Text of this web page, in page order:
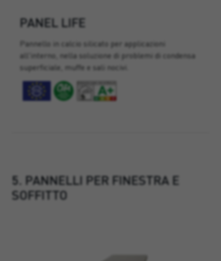
PANEL LIFE
Pannello in calcio silicato per applicazioni
all'interno, nella soluzione di problemi di condensa
superficiale, muffe e sali nocivi.
5. PANNELLI PER FINESTRA E
SOFFITTO